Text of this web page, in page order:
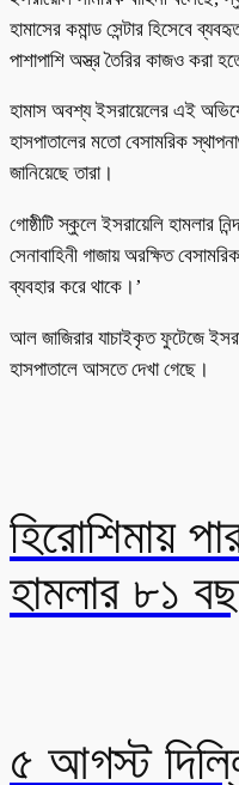
হামাসের কমান্ড সেন্টার হিসেবে
পাশাপাশি অস্ত্র তৈরির কাজও করা
হামাস অবশ্য ইসরায়েলের এই
হাসপাতালের মতো বেসামরিক
জানিয়েছে তারা।
গোষ্ঠীটি স্কুলে ইসরায়েলি হামলার
সেনাবাহিনী গাজায় অরক্ষিত
ব্যবহার করে থাকে।’
আল জাজিরার যাচাইকৃত ফুটেজে
হাসপাতালে আসতে দেখা গেছে।
হিরোশিমায়
হামলার ৮১
৫ আগস্ট